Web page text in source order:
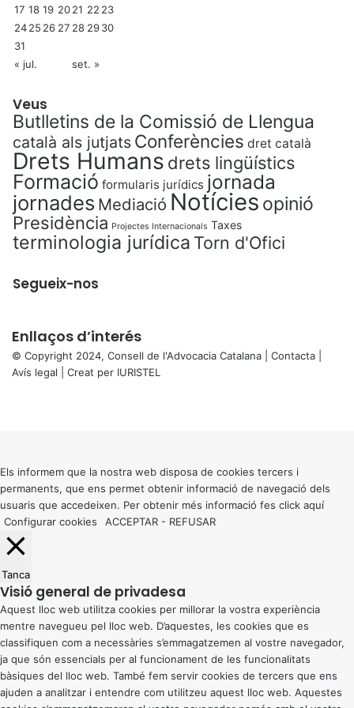
17 18 19 2021 22 23
2425 26 27 28 2930
31
« jul.
set. »
Veus
Butlletins de la Comissió de Llengua
català als jutjats Conferències dret català
Drets Humans drets lingüístics
Formació formularis jurídics jornada
jornades Mediació Notícies opinió
Presidència Projectes Internacionals Taxes
terminologia jurídica Torn d'Ofici
Segueix-nos
Enllaços d’interés
© Copyright 2024, Consell de l'Advocacia Catalana | Contacta
Avís legal | Creat per IURISTEL
button
Els informem que la nostra web disposa de cookies tercers i
permanents, que ens permet obtenir informació de navegació dels
usuaris que accedeixen. Per obtenir més informació fes click aquí
Configurar cookies
ACCEPTAR - REFUSAR
Tanca
Visió general de privadesa
Aquest lloc web utilitza cookies per millorar la vostra experiència
mentre navegueu pel lloc web. D’aquestes, les cookies que es
classifiquen com a necessàries s’emmagatzemen al vostre navegador,
ja que són essencials per al funcionament de les funcionalitats
bàsiques del lloc web. També fem servir cookies de tercers que ens
ajuden a analitzar i entendre com utilitzeu aquest lloc web. Aquestes